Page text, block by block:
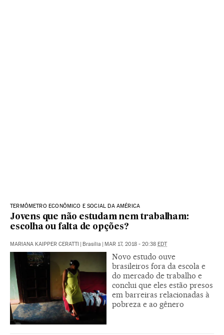
TERMÔMETRO ECONÔMICO E SOCIAL DA AMÉRICA
Jovens que não estudam nem trabalham:
escolha ou falta de opções?
MARIANA KAIPPER CERATTI Brasília MAR 17, 2018 - 20:38 EDT
Novo estudo ouve
brasileiros fora da escola e
do mercado de trabalho e
conclui que eles estão presos
em barreiras relacionadas à
pobreza e ao gênero